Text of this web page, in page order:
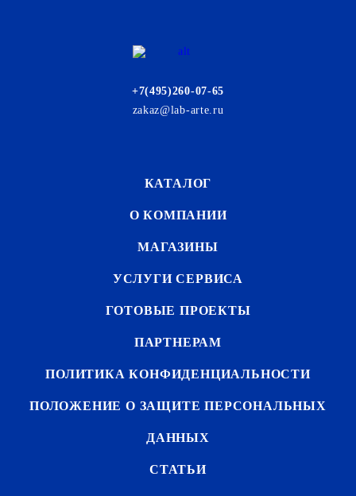
+7(495)260-07-65
zakaz@lab-arte.ru
КАТАЛОГ
О КОМПАНИИ
МАГАЗИНЫ
УСЛУГИ СЕРВИСА
ГОТОВЫЕ ПРОЕКТЫ
ПАРТНЕРАМ
ПОЛИТИКА КОНФИДЕНЦИАЛЬНОСТИ
ПОЛОЖЕНИЕ О ЗАЩИТЕ ПЕРСОНАЛЬНЫХ
ДАННЫХ
СТАТЬИ